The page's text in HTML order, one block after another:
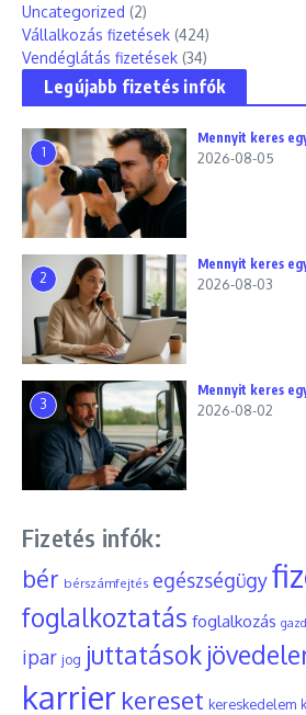
Uncategorized (2)
Vállalkozás fizetések (424)
Vendéglátás fizetések (34)
Legújabb fizetés infók
1
Mennyit keres
2026-08-05
2
Mennyit keres
2026-08-03
3
Mennyit keres
2026-08-02
Fizetés infók:
bér bérszámfejtés egészségügy
foglalkoztatás foglalkozás
ipar jog juttatások
karrier kereset kereskedelem